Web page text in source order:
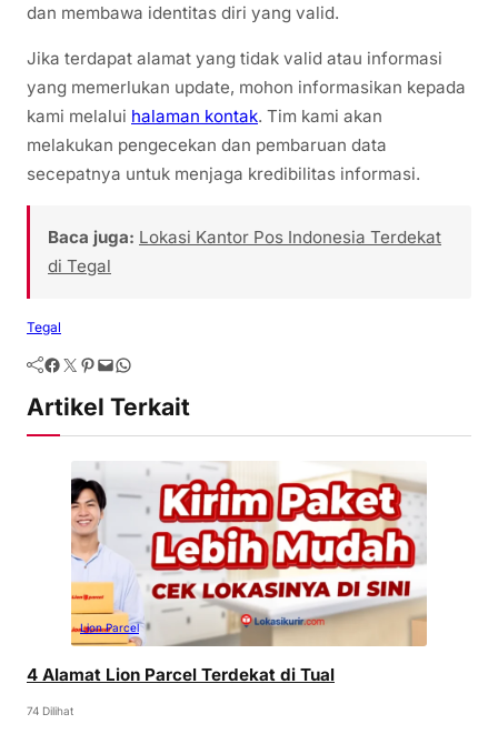
dan membawa identitas diri yang valid.
Jika terdapat alamat yang tidak valid atau informasi
yang memerlukan update, mohon informasikan kepada
kami melalui halaman kontak. Tim kami akan
melakukan pengecekan dan pembaruan data
secepatnya untuk menjaga kredibilitas informasi.
Baca juga: Lokasi Kantor Pos Indonesia Terdekat
di Tegal
Tegal
Artikel Terkait
Lion Parcel
4 Alamat Lion Parcel Terdekat di Tual
74 Dilihat